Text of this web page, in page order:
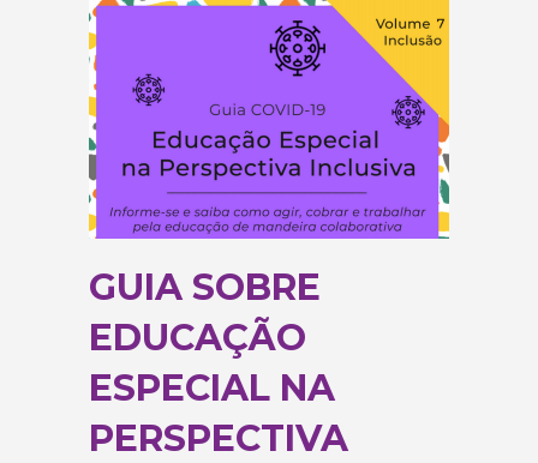
GUIA SOBRE
EDUCAÇÃO
ESPECIAL NA
PERSPECTIVA